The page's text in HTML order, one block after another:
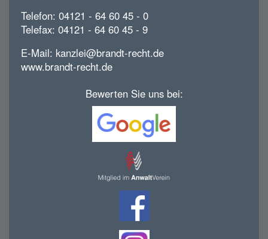
Telefon: 04121 - 64 60 45 - 0
Telefax: 04121 - 64 60 45 - 9
E-Mail: kanzlei@brandt-recht.de
www.brandt-recht.de
Bewerten Sie uns bei: